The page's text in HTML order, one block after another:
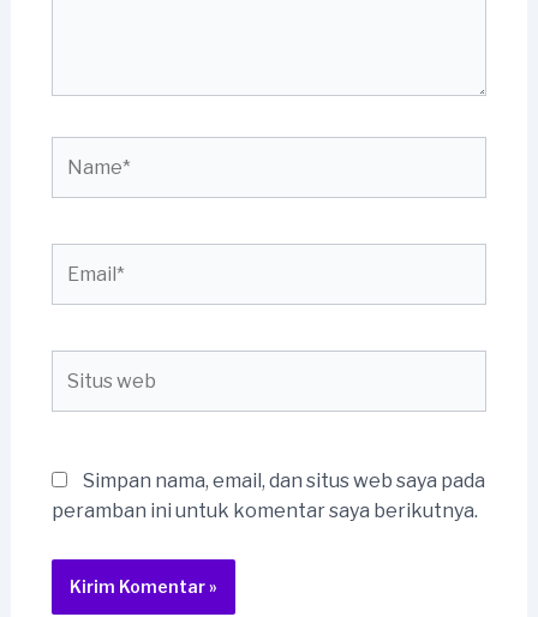
web
Simpan nama, email, dan situs web saya pada
peramban ini untuk komentar saya berikutnya.